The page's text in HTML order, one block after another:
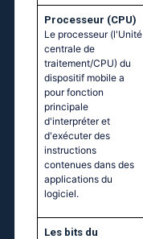
Processeur (CPU)
Le processeur (l'Unité
centrale de
traitement/CPU) du
dispositif mobile a
pour fonction
principale
d'interpréter et
d'exécuter des
instructions
contenues dans des
applications du
logiciel.
Les bits du